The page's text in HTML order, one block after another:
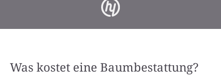
Was kostet eine Baumbestattung?